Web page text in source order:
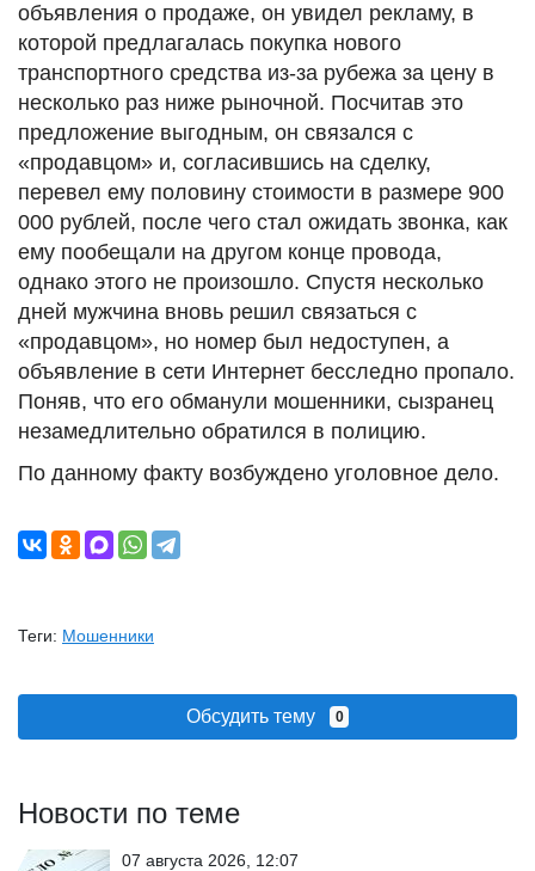
объявления о продаже, он увидел рекламу, в
которой предлагалась покупка нового
транспортного средства из-за рубежа за цену в
несколько раз ниже рыночной. Посчитав это
предложение выгодным, он связался с
«продавцом» и, согласившись на сделку,
перевел ему половину стоимости в размере 900
000 рублей, после чего стал ожидать звонка, как
ему пообещали на другом конце провода,
однако этого не произошло. Спустя несколько
дней мужчина вновь решил связаться с
«продавцом», но номер был недоступен, а
объявление в сети Интернет бесследно пропало.
Поняв, что его обманули мошенники, сызранец
незамедлительно обратился в полицию.
По данному факту возбуждено уголовное дело.
Теги: Мошенники
Обсудить тему 0
Новости по теме
07 августа 2026, 12:07